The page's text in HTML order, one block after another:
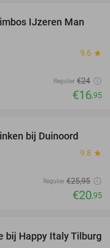
29%
IJzeren Man
9.6 star
Regulier €24
€16,95
bij Duinoord
9.8 star
Regulier €25,95
€20,95
35%
bij Happy Italy Tilburg